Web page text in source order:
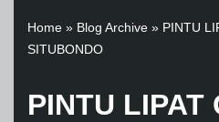
Home » Blog Archive » PINTU
SITUBONDO
PINTU LIPAT